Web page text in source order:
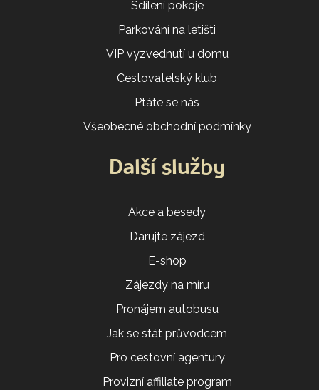
Sdílení pokoje
Parkování na letišti
VIP vyzvednutí u domu
Cestovatelský klub
Ptáte se nás
Všeobecné obchodní podmínky
Další služby
Akce a besedy
Darujte zájezd
E-shop
Zájezdy na míru
Pronájem autobusu
Jak se stát průvodcem
Pro cestovní agentury
Provizní affiliate program